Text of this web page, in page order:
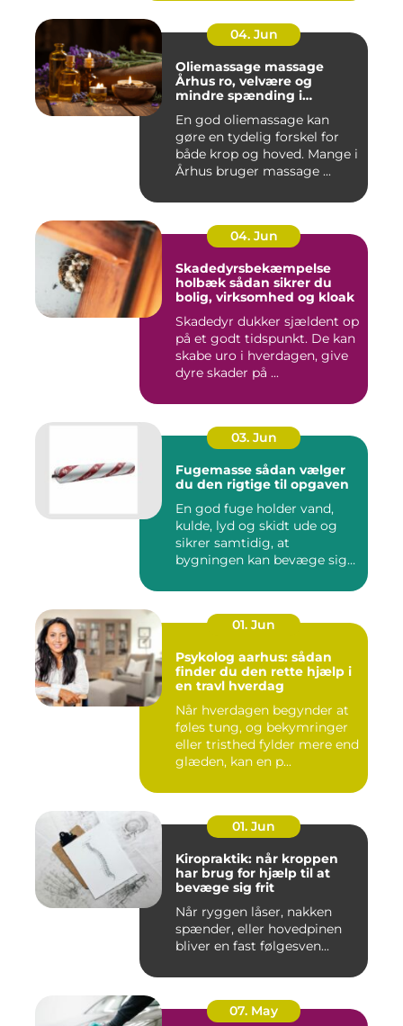
04. Jun
Oliemassage massage
Århus ro, velvære og
mindre spænding i
En god oliemassage kan
gøre en tydelig forskel for
både krop og hoved. Mange i
Århus bruger massage ...
04. Jun
Skadedyrsbekæmpelse
holbæk sådan sikrer du
bolig, virksomhed og kloak
Skadedyr dukker sjældent op
på et godt tidspunkt. De kan
skabe uro i hverdagen, give
dyre skader på ...
03. Jun
Fugemasse sådan vælger
du den rigtige til opgaven
En god fuge holder vand,
kulde, lyd og skidt ude og
sikrer samtidig, at
bygningen kan bevæge sig
01. Jun
Psykolog aarhus: sådan
finder du den rette hjælp i
en travl hverdag
Når hverdagen begynder at
føles tung, og bekymringer
eller tristhed fylder mere end
glæden, kan en p...
01. Jun
Kiropraktik: når kroppen
har brug for hjælp til at
bevæge sig frit
Når ryggen låser, nakken
spænder, eller hovedpinen
bliver en fast følgesven...
07. May